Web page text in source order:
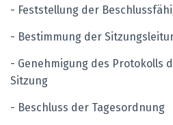
- Feststellung der
- Bestimmung der
- Genehmigung des Protokolls
Sitzung
- Beschluss der Tagesordnung